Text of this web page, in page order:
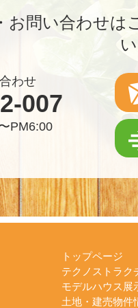
お問い合わせは
い
わせ
007
PM6:00
トップページ
テクノストラク
モデルハウス展
土地・建売物件